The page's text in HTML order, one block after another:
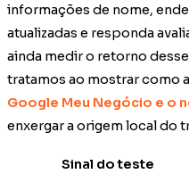
informações de nome,
atualizadas e responda
ainda medir o retorno
tratamos ao mostrar como a
Google Meu Negócio e o
enxergar a origem local do
Sinal do teste